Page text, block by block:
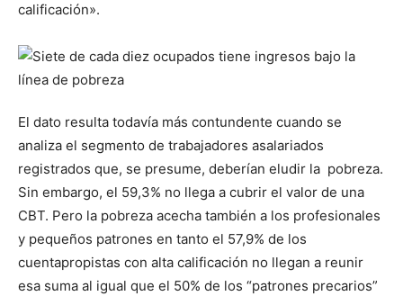
calificación».
El dato resulta todavía más contundente cuando se
analiza el segmento de trabajadores asalariados
registrados que, se presume, deberían eludir la pobreza.
Sin embargo, el 59,3% no llega a cubrir el valor de una
CBT. Pero la pobreza acecha también a los profesionales
y pequeños patrones en tanto el 57,9% de los
cuentapropistas con alta calificación no llegan a reunir
esa suma al igual que el 50% de los “patrones precarios”